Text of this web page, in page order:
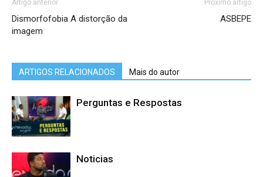
Artigo anterior
Dismorfofobia A distorção da
imagem
Próximo artigo
ASBEPE
ARTIGOS RELACIONADOS Mais do autor
Perguntas e Respostas
Noticias